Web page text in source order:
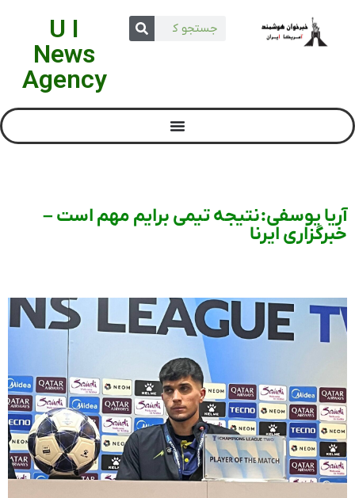
U I
News
Agency
آریا یوسفی: نتیجه تیمی برایم مهم است –
خبرگزاری ایرنا